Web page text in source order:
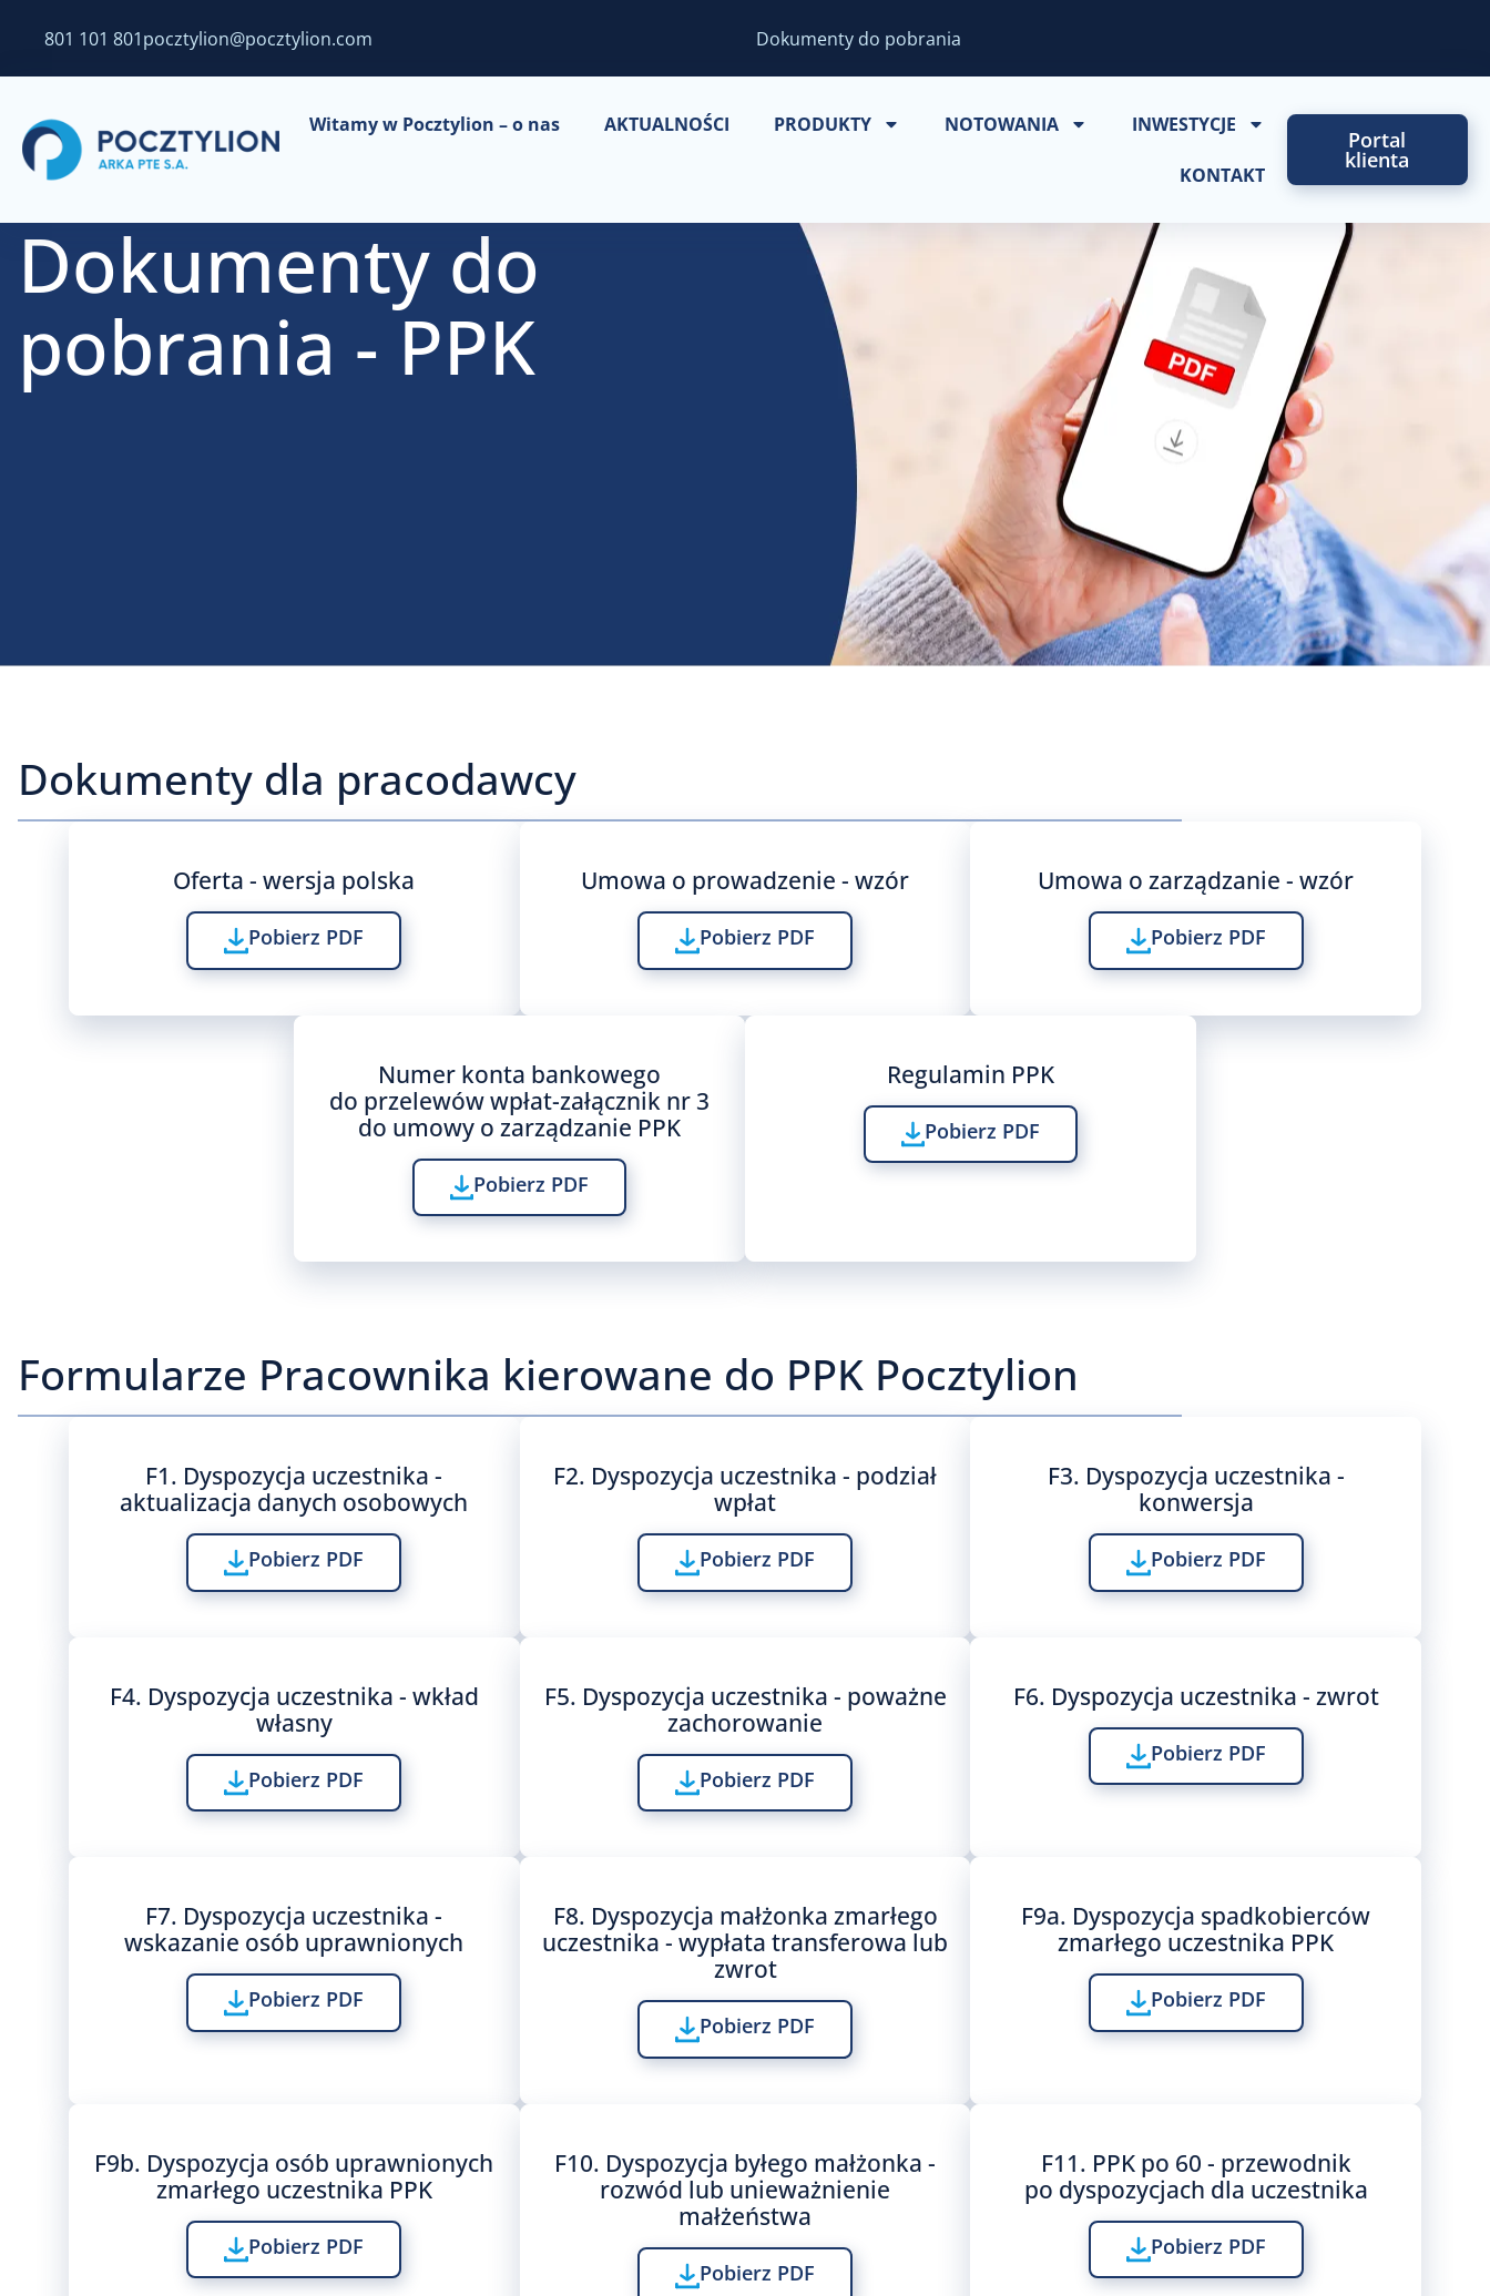
801 101 801pocztylion@pocztylion.com Dokumenty do pobrania
Witamy w Pocztylion – o nas AKTUALNOŚCI PRODUKTY NOTOWANIA INWESTYCJE
KONTAKT
Portal
klienta
Dokumenty do
pobrania - PPK
Dokumenty dla pracodawcy
Oferta - wersja polska
Pobierz PDF
Umowa o prowadzenie - wzór
Pobierz PDF
Umowa o zarządzanie - wzór
Pobierz PDF
Numer konta bankowego
do przelewów wpłat-załącznik nr 3
do umowy o zarządzanie PPK
Pobierz PDF
Regulamin PPK
Pobierz PDF
Formularze Pracownika kierowane do PPK Pocztylion​
F1. Dyspozycja uczestnika -
aktualizacja danych osobowych
Pobierz PDF
F2. Dyspozycja uczestnika - podział
wpłat
Pobierz PDF
F3. Dyspozycja uczestnika -
konwersja
Pobierz PDF
F4. Dyspozycja uczestnika - wkład
własny
Pobierz PDF
F5. Dyspozycja uczestnika - poważne
zachorowanie
Pobierz PDF
F6. Dyspozycja uczestnika - zwrot
Pobierz PDF
F7. Dyspozycja uczestnika -
wskazanie osób uprawnionych
Pobierz PDF
F8. Dyspozycja małżonka zmarłego
uczestnika - wypłata transferowa lub
zwrot
Pobierz PDF
F9a. Dyspozycja spadkobierców
zmarłego uczestnika PPK
Pobierz PDF
F9b. Dyspozycja osób uprawnionych
zmarłego uczestnika PPK​
Pobierz PDF
F10. Dyspozycja byłego małżonka -
rozwód lub unieważnienie
małżeństwa
Pobierz PDF
F11. PPK po 60 - przewodnik
po dyspozycjach dla uczestnika
Pobierz PDF